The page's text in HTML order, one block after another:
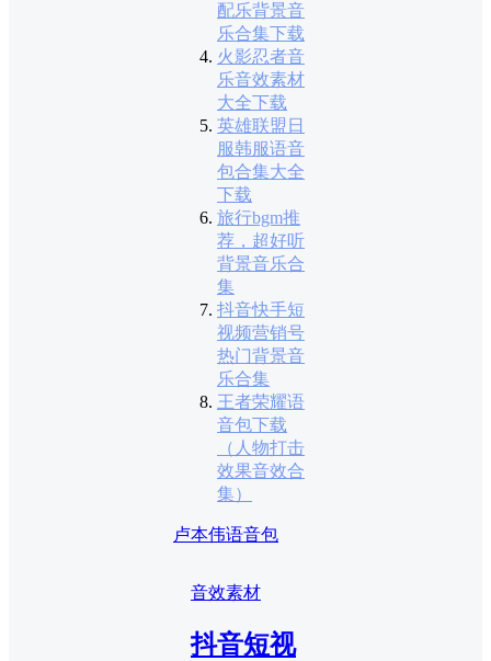
配乐背景音
乐合集下载
火影忍者音
乐音效素材
大全下载
英雄联盟日
服韩服语音
包合集大全
下载
旅行bgm推
荐，超好听
背景音乐合
集
抖音快手短
视频营销号
热门背景音
乐合集
王者荣耀语
音包下载
（人物打击
效果音效合
集）
卢本伟语音包
音效素材
抖音短视